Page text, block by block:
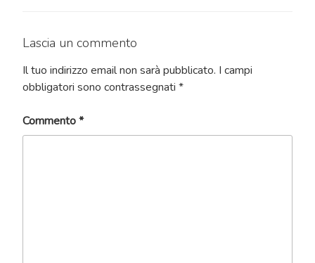
Lascia un commento
Il tuo indirizzo email non sarà pubblicato. I campi
obbligatori sono contrassegnati *
Commento*